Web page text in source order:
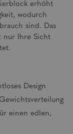
erhöht
wodurch
sind. Das
nur Ihre Sicht
Design
einen edlen,